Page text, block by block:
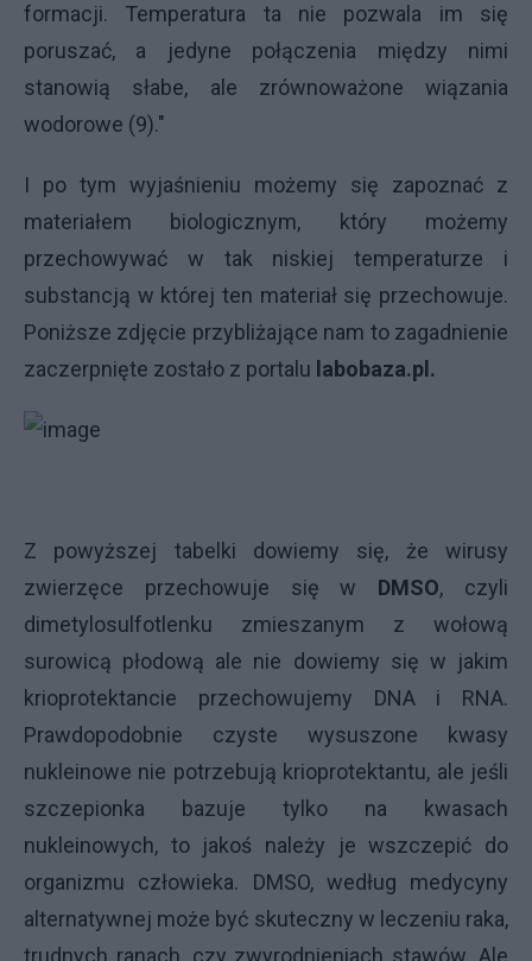
formacji. Temperatura ta nie pozwala im się
poruszać, a jedyne połączenia między nimi
stanowią słabe, ale zrównoważone wiązania
wodorowe (9)."
I po tym wyjaśnieniu możemy się zapoznać z
materiałem biologicznym, który możemy
przechowywać w tak niskiej temperaturze i
substancją w której ten materiał się przechowuje.
Poniższe zdjęcie przybliżające nam to zagadnienie
zaczerpnięte zostało z portalu labobaza.pl.
Z powyższej tabelki dowiemy się, że wirusy
zwierzęce przechowuje się w DMSO, czyli
dimetylosulfotlenku zmieszanym z wołową
surowicą płodową ale nie dowiemy się w jakim
krioprotektancie przechowujemy DNA i RNA.
Prawdopodobnie czyste wysuszone kwasy
nukleinowe nie potrzebują krioprotektantu, ale jeśli
szczepionka bazuje tylko na kwasach
nukleinowych, to jakoś należy je wszczepić do
organizmu człowieka. DMSO, według medycyny
alternatywnej może być skuteczny w leczeniu raka,
trudnych ranach, czy zwyrodnieniach stawów. Ale